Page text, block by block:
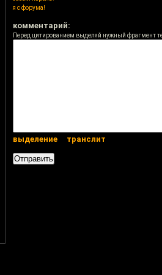
я с форума!
комментарий:
Перед цитированием выделяй нужный фрагмент
выделение транслит